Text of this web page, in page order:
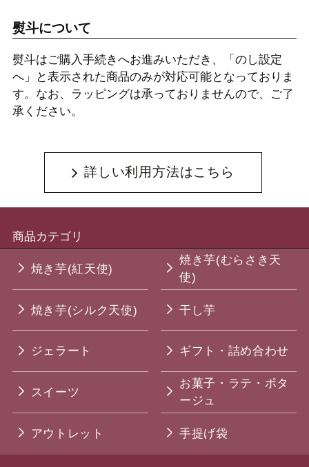
熨斗について
熨斗はご購入手続きへお進みいただき、「のし設定
へ」と表示された商品のみが対応可能となっておりま
す。なお、ラッピングは承っておりませんので、ご了
承ください。
詳しい利用方法はこちら
商品カテゴリ
焼き芋(紅天使)
焼き芋(むらさき天
使)
焼き芋(シルク天使) 干し芋
ジェラート ギフト・詰め合わせ
スイーツ
お菓子・ラテ・ポタ
ージュ
アウトレット 手提げ袋